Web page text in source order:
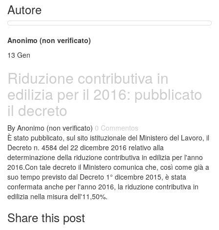
Autore
Anonimo (non verificato)
13 Gen
Riduzione contributiva in
edilizia per il 2016: pubblicato
il decreto
By Anonimo (non verificato) 0 Commentos
È stato pubblicato, sul sito istituzionale del Ministero del Lavoro, il
Decreto n. 4584 del 22 dicembre 2016 relativo alla
determinazione della riduzione contributiva in edilizia per l'anno
2016.Con tale decreto il Ministero comunica che, così come già a
suo tempo previsto dal Decreto 1° dicembre 2015, è stata
confermata anche per l'anno 2016, la riduzione contributiva in
edilizia nella misura dell'11,50%.
Share this post